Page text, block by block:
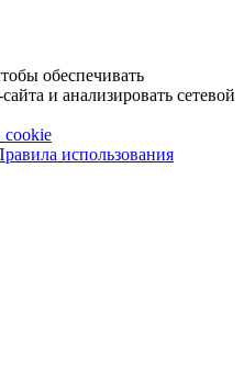
обеспечивать
и анализировать сетевой
cookie
использования